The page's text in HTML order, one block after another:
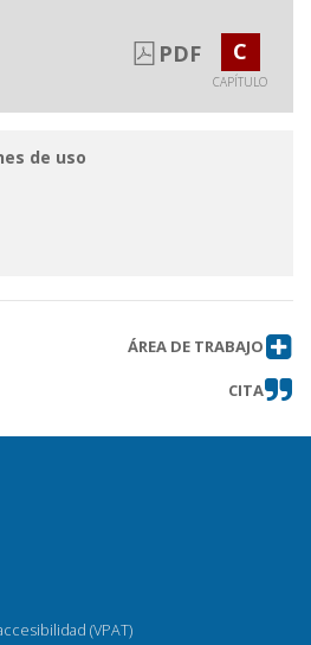
PDF C
CAPÍTULO
de uso
ÁREA DE TRABAJO
CITA
(VPAT)